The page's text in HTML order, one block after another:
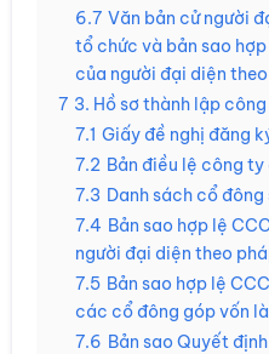
6.7 Văn bản cử người
tổ chức và bản sao
của người đại diện
7 3. Hồ sơ thành lập
7.1 Giấy đề nghị đăng
7.2 Bản điều lệ công ty
7.3 Danh sách cổ đông
7.4 Bản sao hợp lệ
người đại diện theo
7.5 Bản sao hợp lệ
các cổ đông góp vốn
7.6 Bản sao Quyết